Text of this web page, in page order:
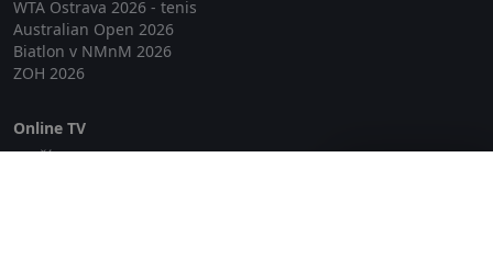
WTA Ostrava 2026 - tenis
Australian Open 2026
Biatlon v NMnM 2026
ZOH 2026
Online TV
Lepší.TV